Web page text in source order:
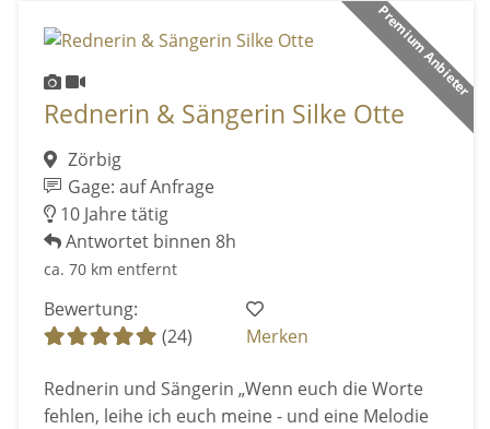
Premium Anbieter
Rednerin & Sängerin Silke Otte
Zörbig
Gage: auf Anfrage
10 Jahre tätig
Antwortet binnen 8h
ca. 70 km entfernt
Bewertung:
(24)
Merken
Rednerin und Sängerin „Wenn euch die Worte
fehlen, leihe ich euch meine - und eine Melodie